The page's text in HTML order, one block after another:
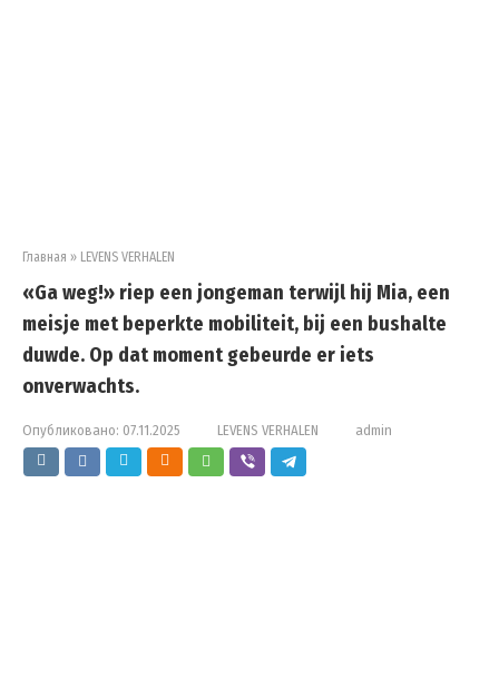
Главная » LEVENS VERHALEN
«Ga weg!» riep een jongeman terwijl hij Mia, een
meisje met beperkte mobiliteit, bij een bushalte
duwde. Op dat moment gebeurde er iets
onverwachts.
Опубликовано: 07.11.2025 LEVENS VERHALEN admin